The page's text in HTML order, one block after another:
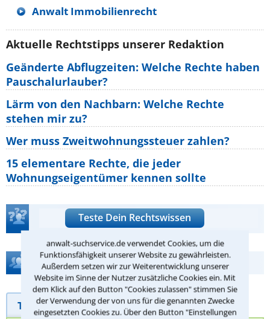
anwalt-suchservice.de verwendet Cookies, um die
Funktionsfähigkeit unserer Website zu gewährleisten.
Außerdem setzen wir zur Weiterentwicklung unserer
Website im Sinne der Nutzer zusätzliche Cookies ein. Mit
dem Klick auf den Button "Cookies zulassen" stimmen Sie
der Verwendung der von uns für die genannten Zwecke
eingesetzten Cookies zu. Über den Button "Einstellungen
Anwalt Immobilienrecht
Aktuelle Rechtstipps unserer Redaktion
Geänderte Abflugzeiten: Welche Rechte haben
Pauschalurlauber?
Lärm von den Nachbarn: Welche Rechte
stehen mir zu?
Wer muss Zweitwohnungssteuer zahlen?
15 elementare Rechte, die jeder
Wohnungseigentümer kennen sollte
Teste Dein Rechtswissen
Hilfe bei Ihrer Anwaltsuche?
Telefonhilfe Beratungsanfrage